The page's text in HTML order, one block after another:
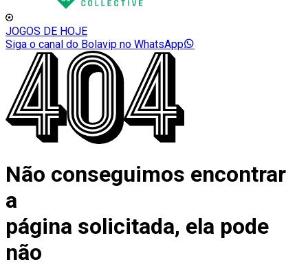
JOGOS DE HOJE
Siga o canal do Bolavip no WhatsApp
Não conseguimos encontrar
a
página solicitada, ela pode
não